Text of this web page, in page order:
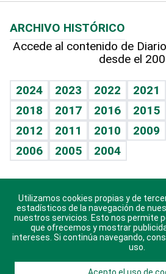
Hablando con el pediatra
Vida y familia
Eñe
Celebrando la vida
Sin complejos
En pocas palabras
Escuchando al corazón
Economía Personal
TBT Deportivo
Más firmas
Hecho en casa
Guía del dinero
Cumpleaños
Horóscopos
Crucigramas
ARCHIVO HISTÓRICO
Accede al contenido de
desde el
2024 2023 2022 2021
2018
2017 2016 2015
2012
2011 2010 2009
2006
2005 2004
Descarga nuestras aplicaciones
sistema
Utilizamos cookies propias y de
estadísticos de la navegación de
nuestros servicios. Esto nos permite
que ofrecemos y mostrar
intereses. Si continúa navegando,
uso.